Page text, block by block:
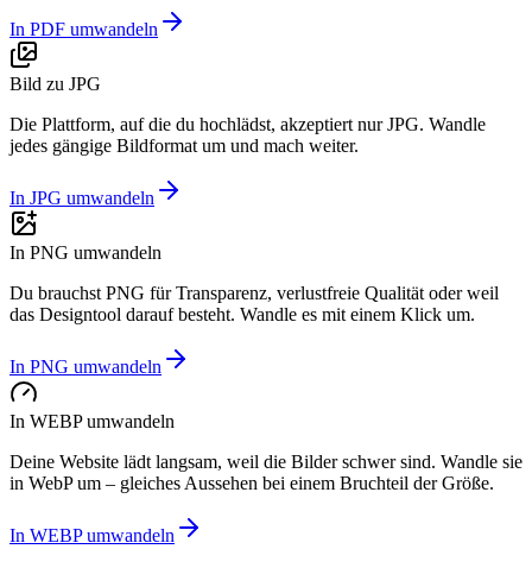
In PDF umwandeln
Bild zu JPG
Die Plattform, auf die du hochlädst, akzeptiert nur JPG. Wandle
jedes gängige Bildformat um und mach weiter.
In JPG umwandeln
In PNG umwandeln
Du brauchst PNG für Transparenz, verlustfreie Qualität oder weil
das Designtool darauf besteht. Wandle es mit einem Klick um.
In PNG umwandeln
In WEBP umwandeln
Deine Website lädt langsam, weil die Bilder schwer sind. Wandle sie
in WebP um – gleiches Aussehen bei einem Bruchteil der Größe.
In WEBP umwandeln